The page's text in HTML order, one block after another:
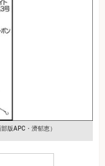
版APC・濟郁恵）